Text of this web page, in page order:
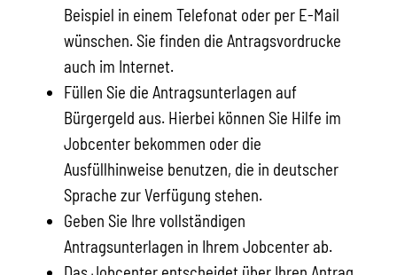
Beispiel in einem Telefonat oder per E-Mail
wünschen. Sie finden die Antragsvordrucke
auch im Internet.
Füllen Sie die Antragsunterlagen auf
Bürgergeld aus. Hierbei können Sie Hilfe im
Jobcenter bekommen oder die
Ausfüllhinweise benutzen, die in deutscher
Sprache zur Verfügung stehen.
Geben Sie Ihre vollständigen
Antragsunterlagen in Ihrem Jobcenter ab.